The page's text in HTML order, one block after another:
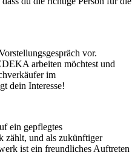
vor.
arbeiten möchtest und
im
dein Interesse!
ein gepflegtes
zählt, und als zukünftiger
ist ein freundliches Auftreten